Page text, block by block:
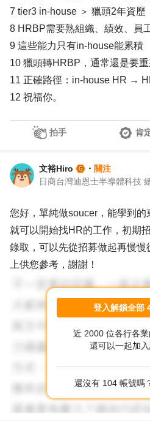
7 tier3 in-house ＞ 獵頭2年資歷
8 HRBP需要熟組織、績效、員
9 這些能力只有in-house能累積
10 獵頭轉HRBP，通常還是要重
11 正確路徑：in-house HR →
12 祝福你。
拍手 肯
文裕Hiro ・ 關注
日商台灣迪恩士半導體科技
您好，單純做soucer，能學到
就可以開始找HR的工作，初期
錄取，可以先從招募做起再慢慢
上供您參考，謝謝！
登入解鎖全部
近 2000 位各行各
還可以一起加入
還沒有 104 帳號嗎